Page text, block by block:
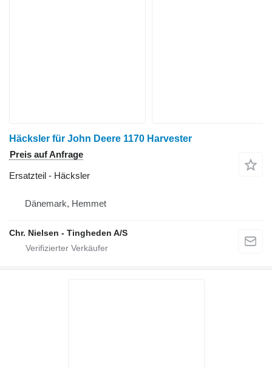
Häcksler für John Deere 1170 Harvester
Preis auf Anfrage
Ersatzteil - Häcksler
Dänemark, Hemmet
Chr. Nielsen - Tingheden A/S